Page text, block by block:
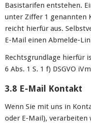
Basistarifen entstehen.
unter Ziffer 1 genannten
reicht hierfür aus.
E-Mail einen Abmelde-
Rechtsgrundlage hierfür
6 Abs. 1 S. 1 f) DSGVO
3.8 E-Mail Kontakt
Wenn Sie mit uns in
oder E-Mail), verarbeiten